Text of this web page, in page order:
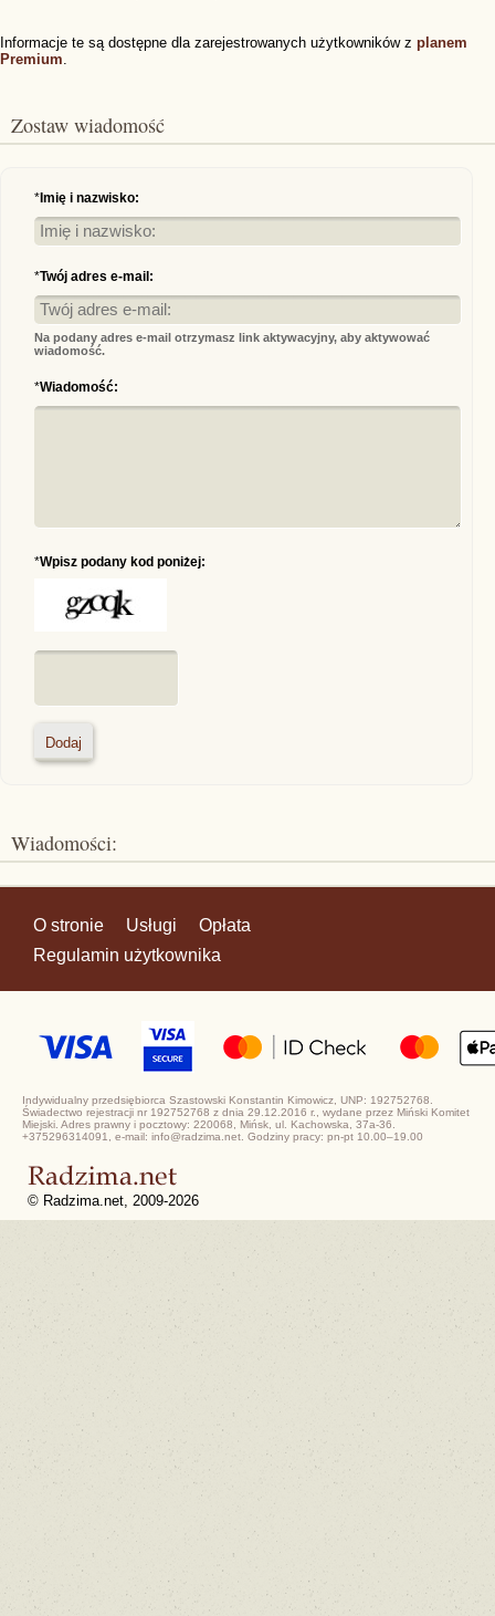
Informacje te są dostępne dla zarejestrowanych użytkowników z planem
Premium.
Zostaw wiadomość
* Imię i nazwisko:
*Twój adres e-mail:
Na podany adres e-mail otrzymasz link aktywacyjny, aby aktywować
wiadomość.
*Wiadomość:
*Wpisz podany kod poniżej:
Wiadomości:
O stronie Usługi
Opłata
Regulamin użytkownika
Indywidualny przedsiębiorca Szastowski Konstantin Kimowicz, UNP: 192752768.
Świadectwo rejestracji nr 192752768 z dnia 29.12.2016 r., wydane przez Miński Komitet
Miejski. Adres prawny i pocztowy: 220068, Mińsk, ul. Kachowska, 37a-36.
+375296314091, e-mail: info@radzima.net. Godziny pracy: pn-pt 10.00–19.00
© Radzima.net, 2009-2026